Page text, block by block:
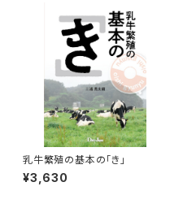
乳牛繁殖の基本の「き」
¥3,630